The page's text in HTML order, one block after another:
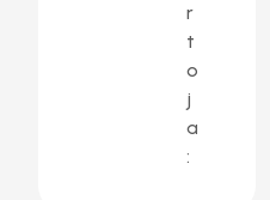
r
t
o
j
a
: